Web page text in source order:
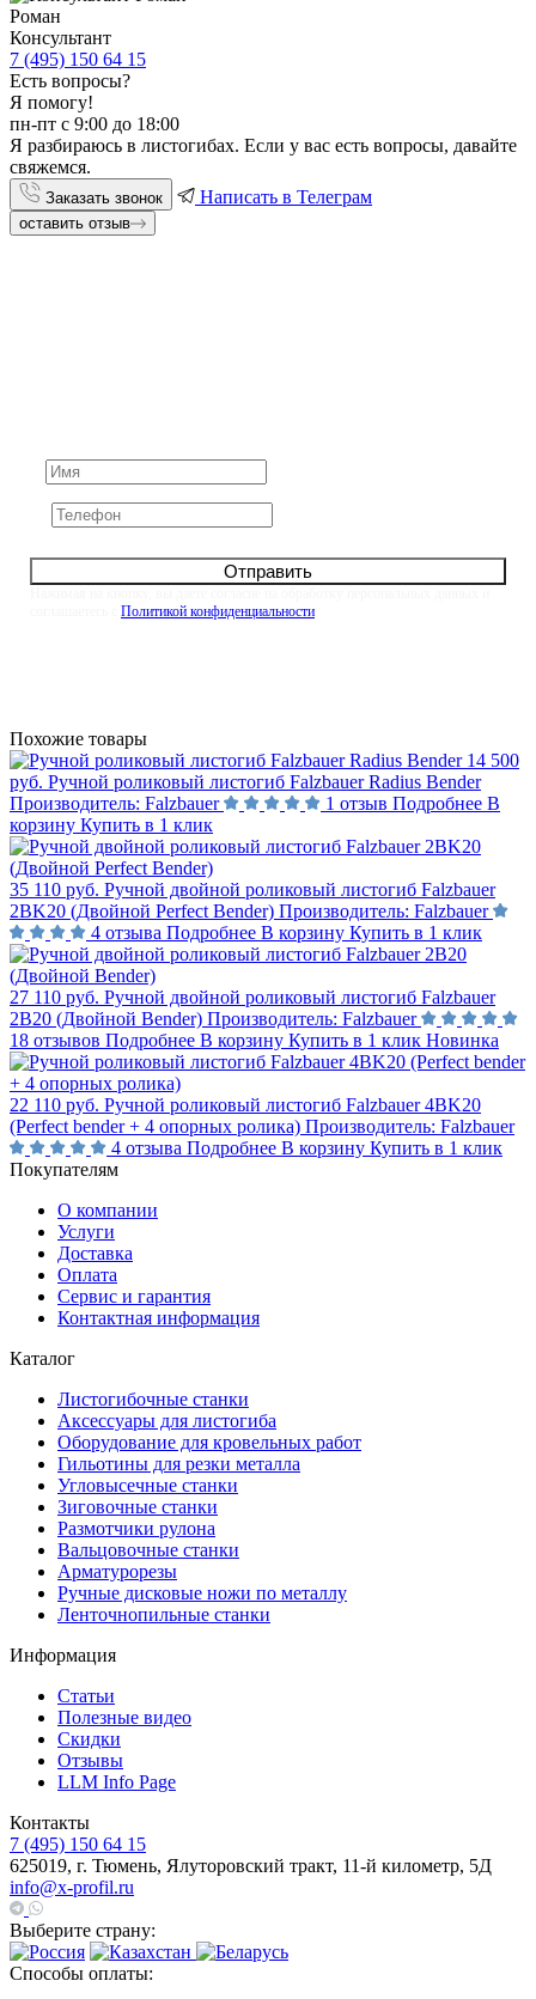
Роман
Консультант
7 (495) 150 64 15
Есть вопросы?
Я помогу!
пн-пт с 9:00 до 18:00
Я разбираюсь в листогибах. Если у вас есть вопросы, давайте
свяжемся.
Заказать звонок Написать в Телеграм
оставить отзыв
Политикой конфиденциальности
Отправить
Похожие товары
14 500
руб. Ручной роликовый листогиб Falzbauer Radius Bender
Производитель: Falzbauer 1 отзыв Подробнее В
корзину Купить в 1 клик
35 110 руб. Ручной двойной роликовый листогиб Falzbauer
2BK20 (Двойной Perfect Bender) Производитель: Falzbauer
4 отзыва Подробнее В корзину Купить в 1 клик
27 110 руб. Ручной двойной роликовый листогиб Falzbauer
2B20 (Двойной Bender) Производитель: Falzbauer
18 отзывов Подробнее В корзину Купить в 1 клик Новинка
22 110 руб. Ручной роликовый листогиб Falzbauer 4BK20
(Perfect bender + 4 опорных ролика) Производитель: Falzbauer
4 отзыва Подробнее В корзину Купить в 1 клик
Покупателям
О компании
Услуги
Доставка
Оплата
Сервис и гарантия
Контактная информация
Каталог
Листогибочные станки
Аксессуары для листогиба
Оборудование для кровельных работ
Гильотины для резки металла
Угловысечные станки
Зиговочные станки
Размотчики рулона
Вальцовочные станки
Арматурорезы
Ручные дисковые ножи по металлу
Ленточнопильные станки
Информация
Статьи
Полезные видео
Скидки
Отзывы
LLM Info Page
Контакты
7 (495) 150 64 15
625019, г. Тюмень, Ялуторовский тракт, 11-й километр, 5Д
info@x-profil.ru
Выберите страну:
Способы оплаты: